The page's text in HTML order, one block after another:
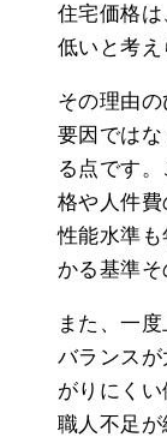
住宅価格
低いと考え
その理由
要因では
る点です
格や人件
性能水準
かる基準そ
また、一
バランス
がりにくい
職人不足が